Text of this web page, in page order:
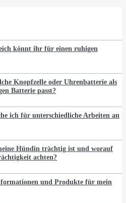
könnt ihr für einen ruhigen
Knopfzelle oder Uhrenbatterie als
Batterie passt?
ich für unterschiedliche Arbeiten an
Hündin trächtig ist und worauf
achten?
und Produkte für mein